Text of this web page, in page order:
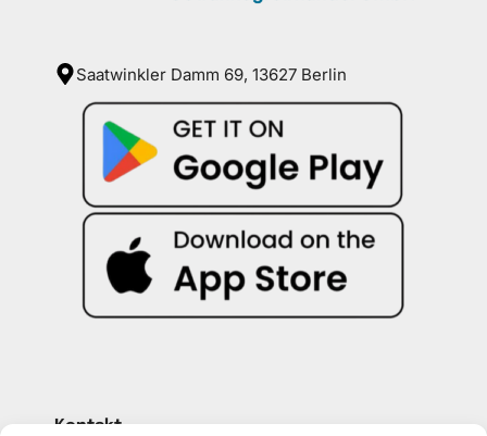
Saatwinkler Damm 69, 13627 Berlin
Kontakt